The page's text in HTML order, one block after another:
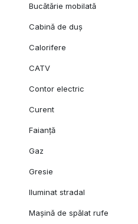
Bucătărie mobilată
Cabină de duș
Calorifere
CATV
Contor electric
Curent
Faianță
Gaz
Gresie
Iluminat stradal
Mașină de spălat rufe